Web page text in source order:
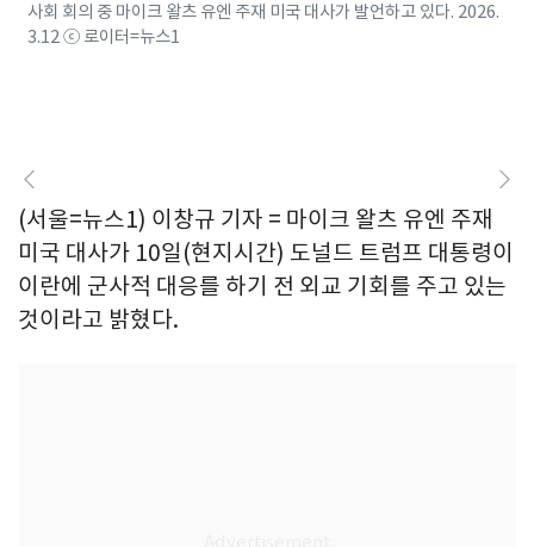
사회 회의 중 마이크 왈츠 유엔 주재 미국 대사가 발언하고 있다. 2026.
3.12 ⓒ 로이터=뉴스1
(서울=뉴스1) 이창규 기자 = 마이크 왈츠 유엔 주재
미국 대사가 10일(현지시간) 도널드 트럼프 대통령이
이란에 군사적 대응를 하기 전 외교 기회를 주고 있는
것이라고 밝혔다.